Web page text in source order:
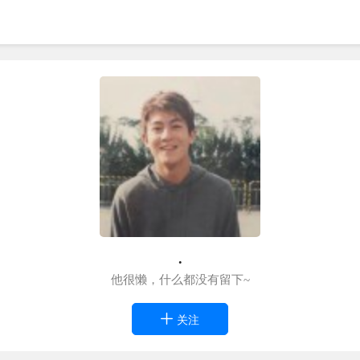
.
他很懒，什么都没有留下~
关注